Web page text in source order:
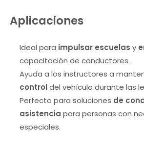
Aplicaciones
Ideal para impulsar escuelas y
capacitación de conductores .
Ayuda a los instructores a
controldel vehículo durante las
Perfecto para soluciones de
asistencia para personas con
especiales.